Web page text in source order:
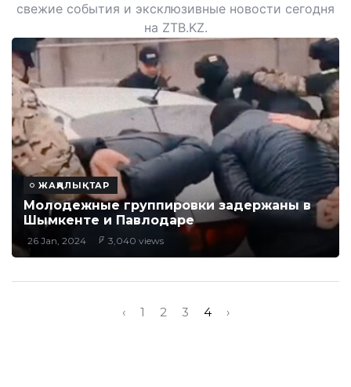
свежие события и эксклюзивные новости сегодня
на ZTB.KZ.
ЖАҢАЛЫҚТАР
Молодежные группировки задержаны в
Шымкенте и Павлодаре
26 Jan, 2024 3,040 views
‹ 1 2 3 4 ›